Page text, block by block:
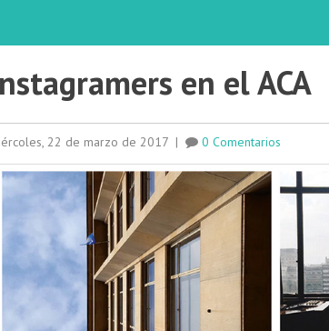
en el ACA
22 de marzo de 2017 | 0 Comentarios